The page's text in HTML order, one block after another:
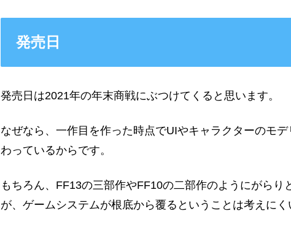
発売日
発売日は2021年の年末商戦にぶつけてくると思います。
なぜなら、一作目を作った時点でUIやキャラクターのモ
わっているからです。
もちろん、FF13の三部作やFF10の二部作のようにがら
が、ゲームシステムが根底から覆るということは考えにく